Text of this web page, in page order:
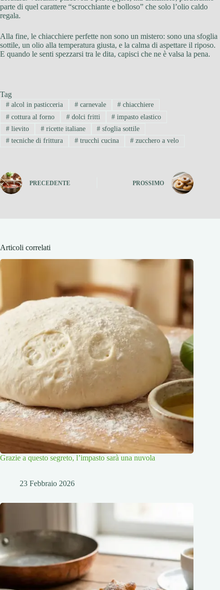
parte di quel carattere “scrocchiante e bolloso” che solo l’olio caldo
regala.
Alla fine, le chiacchiere perfette non sono un mistero: sono una sfoglia
sottile, un olio alla temperatura giusta, e la calma di aspettare il riposo.
E quando le senti spezzarsi tra le dita, capisci che ne è valsa la pena.
Tag
#alcol in pasticceria #carnevale # chiacchiere
#cottura al forno #dolci fritti # impasto elastico
#lievito #ricette italiane # sfoglia sottile
#tecniche di frittura #trucchi cucina # zucchero a velo
PRECEDENTE PROSSIMO
Articoli correlati
Grazie a questo segreto, l’impasto sarà una nuvola
23 Febbraio 2026